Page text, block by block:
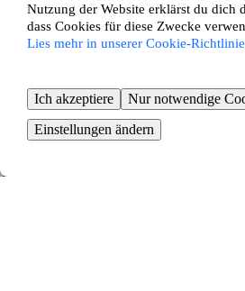
Nutzung der Website erklärst du dich
dass Cookies für diese Zwecke
Lies mehr in unserer Cookie-Richtlinie
Ich akzeptiere
Nur notwendige
Einstellungen ändern
Zeit zum Umziehen
Buche Umzugshilfe und beginne mit dem
KOSTENLOS BEGINNEN
Wohnung in
einfach tauschen